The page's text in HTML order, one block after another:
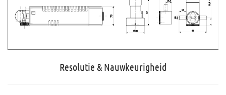
Resolutie & Nauwkeurigheid